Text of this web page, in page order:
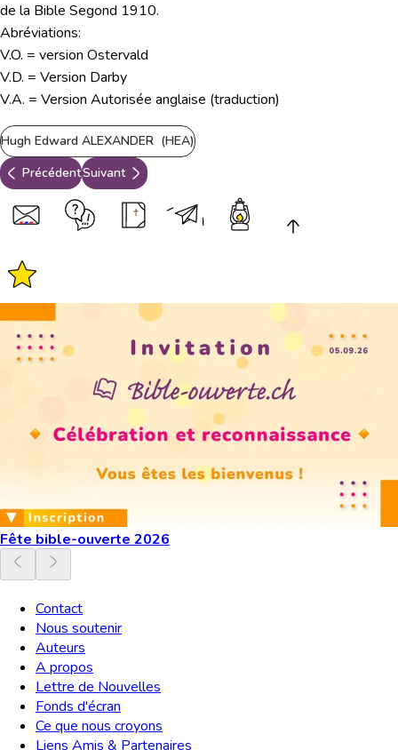
de la Bible Segond 1910.
Abréviations:
V.O. = version Ostervald
V.D. = Version Darby
V.A. = Version Autorisée anglaise (traduction)
Hugh Edward ALEXANDER (HEA)
PrécédentSuivant
Fête bible-ouverte 2026
Contact
Nous soutenir
Auteurs
A propos
Lettre de Nouvelles
Fonds d'écran
Ce que nous croyons
Liens Amis & Partenaires